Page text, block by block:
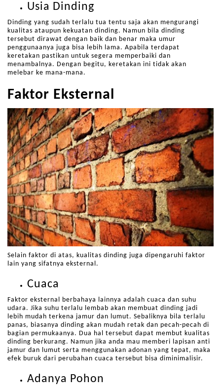
Usia Dinding
Dinding yang sudah terlalu tua tentu saja akan mengurangi
kualitas ataupun kekuatan dinding. Namun bila dinding
tersebut dirawat dengan baik dan benar maka umur
penggunaanya juga bisa lebih lama. Apabila terdapat
keretakan pastikan untuk segera memperbaiki dan
menambalnya. Dengan begitu, keretakan ini tidak akan
melebar ke mana-mana.
Faktor Eksternal
Selain faktor di atas, kualitas dinding juga dipengaruhi faktor
lain yang sifatnya eksternal.
Cuaca
Faktor eksternal berbahaya lainnya adalah cuaca dan suhu
udara. Jika suhu terlalu lembab akan membuat dinding jadi
lebih mudah terkena jamur dan lumut. Sebaliknya bila terlalu
panas, biasanya dinding akan mudah retak dan pecah-pecah di
bagian permukaanya. Dua hal tersebut dapat membut kualitas
dinding berkurang. Namun jika anda mau memberi lapisan anti
jamur dan lumut serta menggunakan adonan yang tepat, maka
efek buruk dari perubahan cuaca tersebut bisa diminimalisir.
Adanya Pohon